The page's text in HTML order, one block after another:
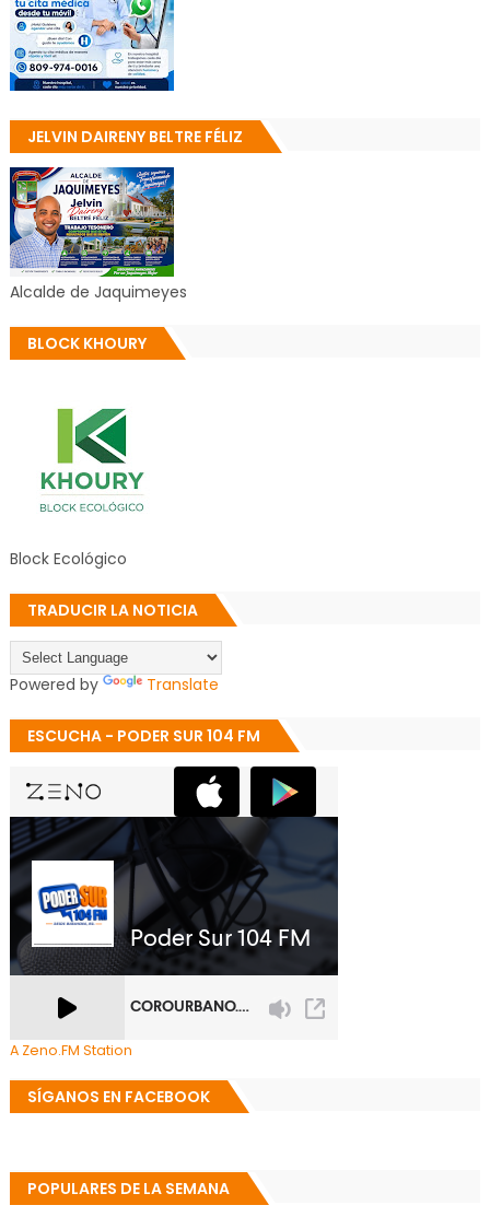
JELVIN DAIRENY BELTRE FÉLIZ
Alcalde de Jaquimeyes
BLOCK KHOURY
Block Ecológico
TRADUCIR LA NOTICIA
Powered by Translate
ESCUCHA - PODER SUR 104 FM
A Zeno.FM Station
SÍGANOS EN FACEBOOK
POPULARES DE LA SEMANA